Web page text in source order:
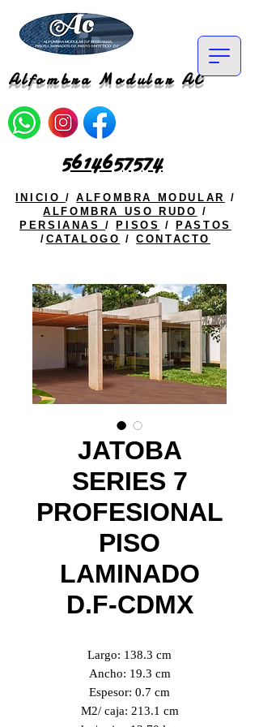
Alfombra Modular AC
5614657574
INICIO/ALFOMBRA MODULAR
/
ALFOMBRA USO RUDO /
PERSIANAS/ PISOS /
PASTOS
/ CATALOGO /CONTACTO
JATOBA
SERIES 7
PROFESIONAL
PISO
LAMINADO
D.F-CDMX
Largo: 138.3 cm
Ancho: 19.3 cm
Espesor: 0.7 cm
M2/ caja: 213.1 cm